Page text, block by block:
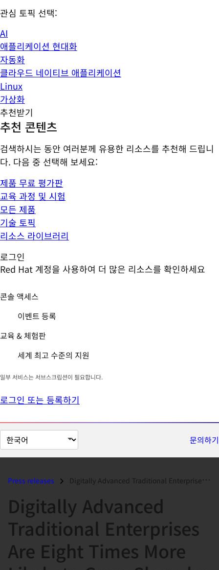
관심 토픽 선택:
AI
애플리케이션 현대화
자동화
클라우드 네이티브 애플리케이션
Linux
가상화
추천받기
추천 콘텐츠
검색하시는 동안 여러분께 유용한 리소스를 추천해 드립니
다. 다음 중 선택해 보세요:
제품 무료 평가판
교육 과정 및 시험
모든 제품
기술 토픽
리소스 라이브러리
로그인
Red Hat 계정을 사용하여 더 많은 리소스를 확인하세요
콘솔 액세스
이벤트 등록
교육 & 체험판
세계 최고 수준의 지원
일부 서비스는 서브스크립션이 필요합니다.
로그인 또는 등록하기
페
이
문의하기
Press releases Digitally Advanced Traditional Enterprises Are Eight Times More Likely...
Digitally Advanced
Traditional Enterprises
Are Eight Times More